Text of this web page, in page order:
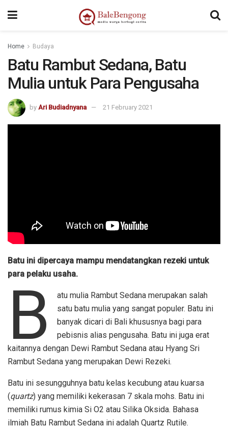
Home Budaya
Batu Rambut Sedana, Batu
Mulia untuk Para Pengusaha
by Ari Budiadnyana 21 February 2021
Batu ini dipercaya mampu mendatangkan rezeki untuk
para pelaku usaha.
B
atu mulia Rambut Sedana merupakan salah
satu batu mulia yang sangat populer. Batu ini
banyak dicari di Bali khususnya bagi para
pebisnis alias pengusaha. Batu ini juga erat
kaitannya dengan Dewi Rambut Sedana atau Hyang Sri
Rambut Sedana yang merupakan Dewi Rezeki.
Batu ini sesungguhnya batu kelas kecubung atau kuarsa
(quartz) yang memiliki kekerasan 7 skala mohs. Batu ini
memiliki rumus kimia Si O2 atau Silika Oksida. Bahasa
ilmiah Batu Rambut Sedana ini adalah Quartz Rutile.